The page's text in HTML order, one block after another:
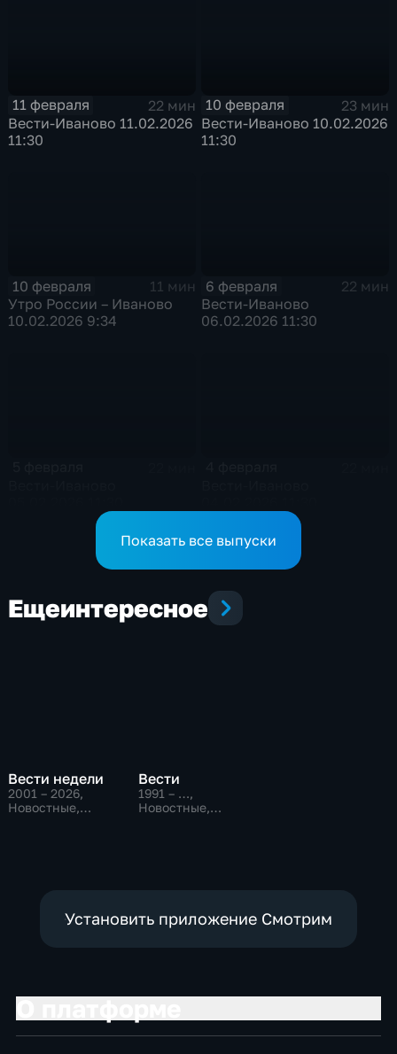
11 февраля
22 мин
Вести-Иваново 11.02.2026
11:30
10 февраля
23 мин
Вести-Иваново 10.02.2026
11:30
10 февраля
11 мин
Утро России – Иваново
10.02.2026 9:34
6 февраля
22 мин
Вести-Иваново
06.02.2026 11:30
Показать все выпуски
Ещеинтересное
Вести недели
2001 – 2026,
Новостные,
Вести
1991 – …,
Новостные,
Установить приложение Смотрим